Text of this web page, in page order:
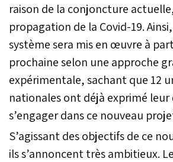
raison de la conjoncture
propagation de la Covid-19.
système sera mis en œuvre à
prochaine selon une approche
expérimentale, sachant que 12
nationales ont déjà exprimé leur
s’engager dans ce nouveau
S’agissant des objectifs de ce
ils s’annoncent très ambitieux.